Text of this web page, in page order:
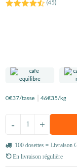
(45)
0€37/tasse 46€35/kg
+
-
100 dosettes = Livraison
En livraison régulière